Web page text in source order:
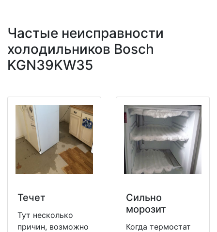
Частые неисправности
холодильников Bosch
KGN39KW35
Течет
Тут несколько
причин, возможно
Сильно
морозит
Когда термостат